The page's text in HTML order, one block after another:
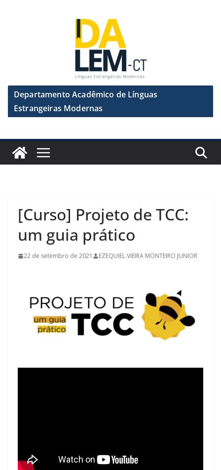
Departamento Acadêmico de Línguas
Estrangeiras Modernas
[Curso] Projeto de TCC:
um guia prático
22 de setembro de 2021 EZEQUIEL VIEIRA MONTEIRO JUNIOR